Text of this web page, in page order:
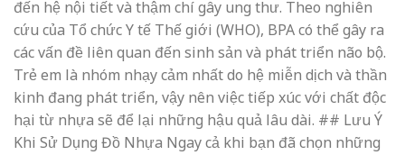
đến hệ nội tiết và thậm chí gây ung thư. Theo nghiên
cứu của Tổ chức Y tế Thế giới (WHO), BPA có thể gây ra
các vấn đề liên quan đến sinh sản và phát triển não bộ.
Trẻ em là nhóm nhạy cảm nhất do hệ miễn dịch và thần
kinh đang phát triển, vậy nên việc tiếp xúc với chất độc
hại từ nhựa sẽ để lại những hậu quả lâu dài. ## Lưu Ý
Khi Sử Dụng Đồ Nhựa Ngay cả khi bạn đã chọn những